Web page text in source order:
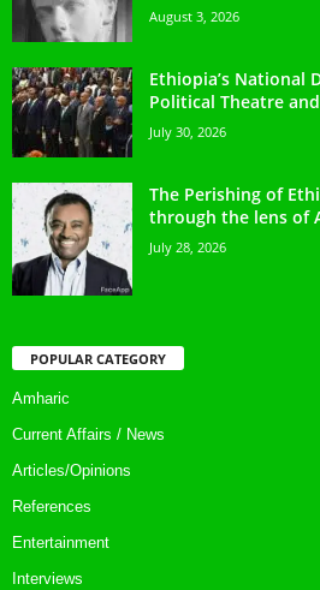
August 3, 2026
Ethiopia’s National
Political Theatre
July 30, 2026
The Perishing of
through the lens of
July 28, 2026
POPULAR CATEGORY
Amharic
Current Affairs / News
Articles/Opinions
References
Entertainment
Interviews